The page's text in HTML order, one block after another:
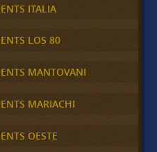
ITALIA
LOS 80
MANTOVANI
MARIACHI
OESTE